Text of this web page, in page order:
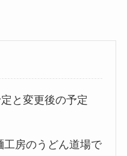
と変更後の予定
工房のうどん道場で